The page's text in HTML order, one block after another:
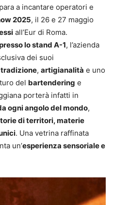
a incantare operatori e
2025, il 26 e 27 maggio
all’Eur di Roma.
lo stand A-1, l’azienda
dei suoi
tradizione, artigianalità e uno
del bartendering e
porterà infatti in
ogni angolo del mondo,
di territori, materie
. Una vetrina raffinata
un’esperienza sensoriale e